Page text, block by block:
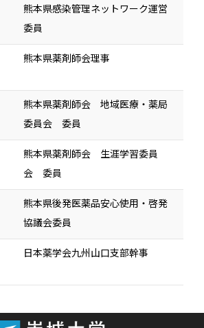
熊本県感染管理ネットワーク運営
委員
熊本県薬剤師会理事
熊本県薬剤師会 地域医療・薬局
委員会 委員
熊本県薬剤師会 生涯学習委員
会 委員
熊本県後発医薬品安心使用・啓発
協議会委員
日本薬学会九州山口支部幹事